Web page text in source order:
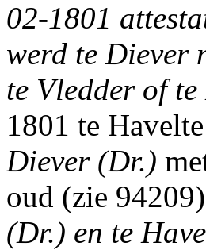
02-1801
werd te Diever
te Vledder of
1801 te
Diever (Dr.)
oud (zie
(Dr.) en te